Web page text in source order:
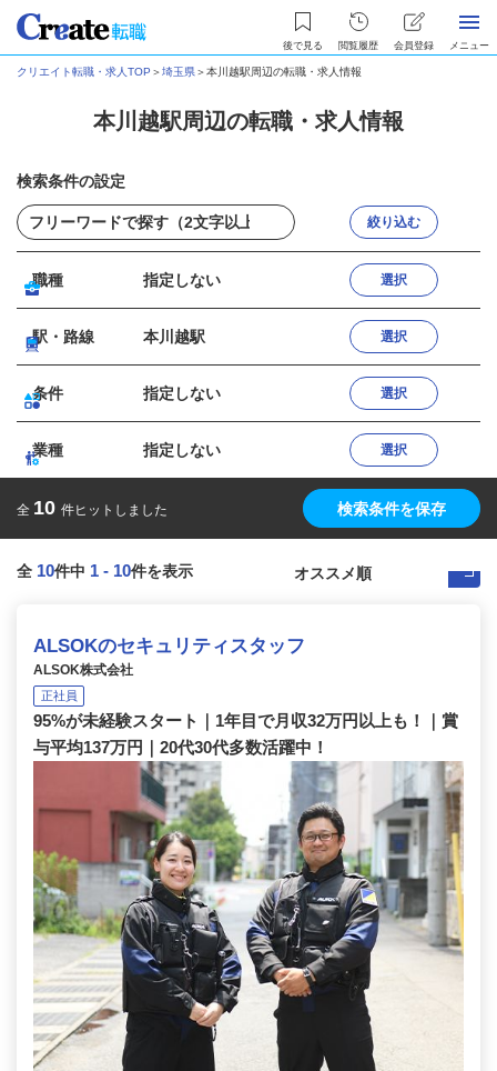
後で見る 閲覧履歴 会員登録 メニュー
クリエイト転職・求人TOP ＞埼玉県＞本川越駅周辺の転職・求人情報
本川越駅周辺の転職・求人情報
検索条件の設定
絞り込む
職種 指定しない 選択
駅・路線 本川越駅 選択
条件 指定しない 選択
業種 指定しない 選択
全 10 件ヒットしました 検索条件を保存
全 10件中 1 - 10件を表示
ALSOKのセキュリティスタッフ
ALSOK株式会社
正社員
95%が未経験スタート｜1年目で月収32万円以上も！｜賞
与平均137万円｜20代30代多数活躍中！